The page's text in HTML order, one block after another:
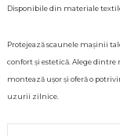
Disponibile din materiale
Protejează scaunele mașinii
confort și estetică. Alege dintre
montează ușor și oferă o
uzurii zilnice.